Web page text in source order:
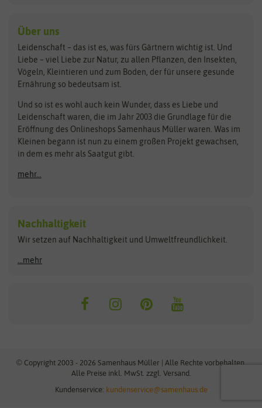
Kräutersamen
Obstsamen
Pilzbrut
Rasensamen
Steckzwiebeln
Zimmer & Kübelpflanzen
Kataloge
Schnäppchen
Anzucht & Gartenzubehör
Anzuchtschalen
Heizmatte & Heizkabel
Kokos-Quelltabletten
Zimmergewächshaus
Maissamen
Paprikasamen
Benary
Bingenheimer Saatgut
Bionana
BIOWOL
Blumicorn
Bûten Birds
Carl Pabst
Dürr-Samen
Feldsaaten Freudenberger
Fertil
Flora Elite
Florissa
Flortis
Franchi Sementi
Greenline
Hortitops
JUB Holland
Küpper
Ladbrooke Soil Blockers
Über uns
Leidenschaft – das ist es, was fürs Gärtnern wichtig ist. Und
Liebe – viel Liebe zur Natur, zu allen Pflanzen, den Insekten,
Vögeln, Kleintieren und zum Boden, der für unsere gesunde
Ernährung so bedeutsam ist.
Und so ist es wohl auch kein Wunder, dass es Liebe und
Leidenschaft waren, die im Jahr 2003 die Grundlage für die
Eröffnung des Onlineshops Samenhaus Müller waren. Was im
Kleinen begann ist nun zu einem großen Projekt gewachsen,
in dem es mehr als Saatgut gibt.
mehr...
Nachhaltigkeit
Wir setzen auf Nachhaltigkeit und Umweltfreundlichkeit.
...mehr
© Copyright 2003 - 2026 Samenhaus Müller | Alle Rechte vorbehalten.
Alle Preise inkl. MwSt. zzgl. Versand.
Kundenservice: kundenservice@samenhaus.de